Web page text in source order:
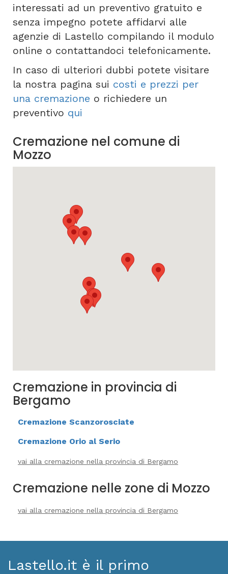
interessati ad un preventivo gratuito e
senza impegno potete affidarvi alle
agenzie di Lastello compilando il modulo
online o contattandoci telefonicamente.
In caso di ulteriori dubbi potete visitare
la nostra pagina sui costi e prezzi per
una cremazione o richiedere un
preventivo qui
Cremazione nel comune di
Mozzo
Cremazione in provincia di
Bergamo
Cremazione Scanzorosciate
Cremazione Orio al Serio
vai alla cremazione nella provincia di Bergamo
Cremazione nelle zone di Mozzo
vai alla cremazione nella provincia di Bergamo
Lastello.it è il primo